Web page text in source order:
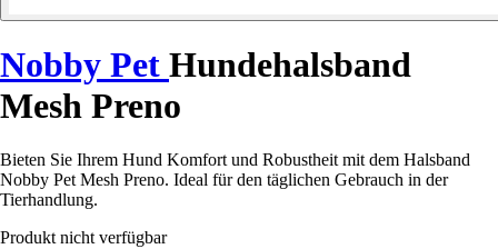
Nobby Pet Hundehalsband
Mesh Preno
Bieten Sie Ihrem Hund Komfort und Robustheit mit dem Halsband
Nobby Pet Mesh Preno. Ideal für den täglichen Gebrauch in der
Tierhandlung.
Produkt nicht verfügbar